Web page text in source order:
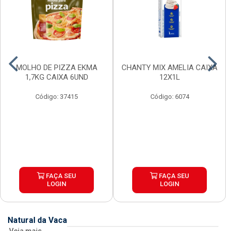
MOLHO DE PIZZA EKMA
1,7KG CAIXA 6UND
Código: 37415
FAÇA SEU
LOGIN
CHANTY MIX AMELIA CAIXA
12X1L
Código: 6074
FAÇA SEU
LOGIN
Natural da Vaca